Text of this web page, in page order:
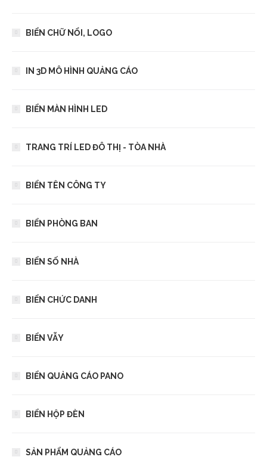
BIỂN CHỮ NỔI, LOGO
IN 3D MÔ HÌNH QUẢNG CÁO
BIỂN MÀN HÌNH LED
TRANG TRÍ LED ĐÔ THỊ - TÒA NHÀ
BIỂN TÊN CÔNG TY
BIỂN PHÒNG BAN
BIỂN SỐ NHÀ
BIỂN CHỨC DANH
BIỂN VẪY
BIỂN QUẢNG CÁO PANO
BIỂN HỘP ĐÈN
SẢN PHẨM QUẢNG CÁO